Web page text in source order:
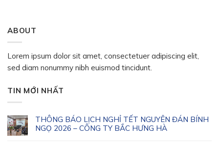
ABOUT
Lorem ipsum dolor sit amet, consectetuer adipiscing elit,
sed diam nonummy nibh euismod tincidunt.
TIN MỚI NHẤT
THÔNG BÁO LỊCH NGHỈ TẾT NGUYÊN ĐÁN BÍNH
NGỌ 2026 – CÔNG TY BẮC HƯNG HÀ